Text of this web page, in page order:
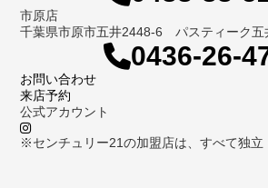
市原店
千葉県市原市五井2448-6 パスティーク五
0436-26-
お問い合わせ
来店予約
公式アカウント
※センチュリー21の加盟店は、すべて独立